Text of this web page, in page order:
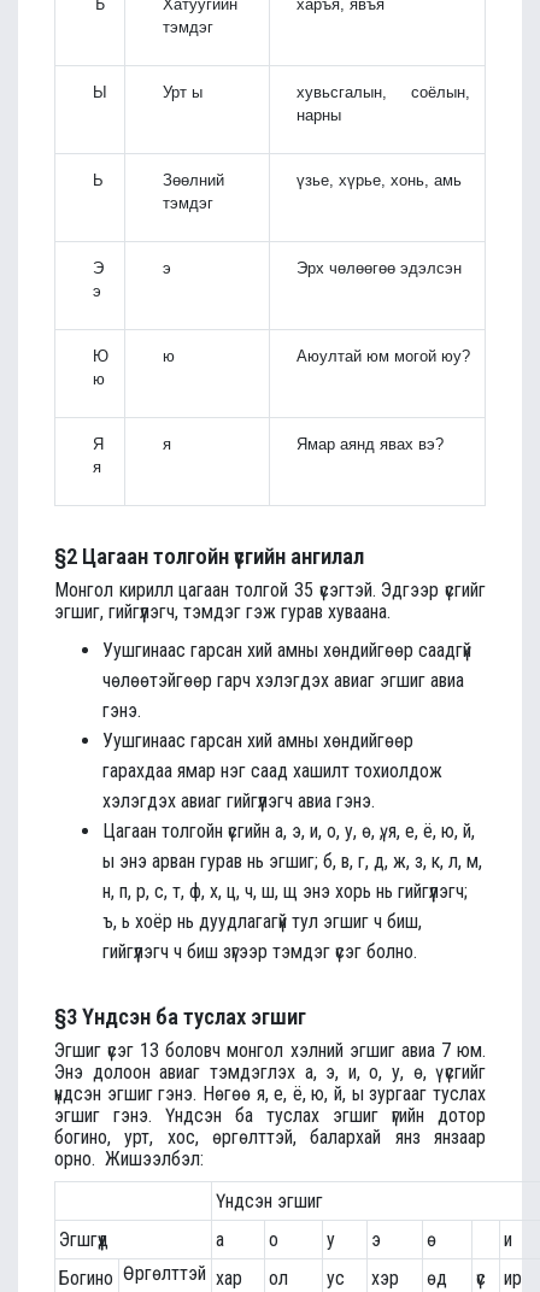
Ъ
Хатуугийн
тэмдэг
харъя, явъя
Ы Урт ы
хувьсгалын, соёлын,
нарны
Ь
Зөөлний
тэмдэг
үзье, хүрье, хонь, амь
Э
э
э Эрх чөлөөгөө эдэлсэн
Ю
ю
ю Аюултай юм могой юу?
Я
я
я Ямар аянд явах вэ?
§2 Цагаан толгойн үсгийн ангилал
Монгол кирилл цагаан толгой 35 үсэгтэй. Эдгээр үсгийг
эгшиг, гийгүүлэгч, тэмдэг гэж гурав хуваана.
Уушгинаас гарсан хий амны хөндийгөөр саадгүй
чөлөөтэйгөөр гарч хэлэгдэх авиаг эгшиг авиа
гэнэ.
Уушгинаас гарсан хий амны хөндийгөөр
гарахдаа ямар нэг саад хашилт тохиолдож
хэлэгдэх авиаг гийгүүлэгч авиа гэнэ.
Цагаан толгойн үсгийн а, э, и, о, у, ө, ү, я, е, ё, ю, й,
ы энэ арван гурав нь эгшиг; б, в, г, д, ж, з, к, л, м,
н, п, р, с, т, ф, х, ц, ч, ш, щ энэ хорь нь гийгүүлэгч;
ъ, ь хоёр нь дуудлагагүй тул эгшиг ч биш,
гийгүүлэгч ч биш зүгээр тэмдэг үсэг болно.
§3 Үндсэн ба туслах эгшиг
Эгшиг үсэг 13 боловч монгол хэлний эгшиг авиа 7 юм.
Энэ долоон авиаг тэмдэглэх а, э, и, о, у, ө, ү үсгийг
үндсэн эгшиг гэнэ. Нөгөө я, е, ё, ю, й, ы зургааг туслах
эгшиг гэнэ. Үндсэн ба туслах эгшиг үгийн дотор
богино, урт, хос, өргөлттэй, балархай янз янзаар
орно. Жишээлбэл:
Үндсэн эгшиг
Эгшгүүд
а о у э ө
и
Богино Өргөлттэй хар ол ус хэр өд үс
ир